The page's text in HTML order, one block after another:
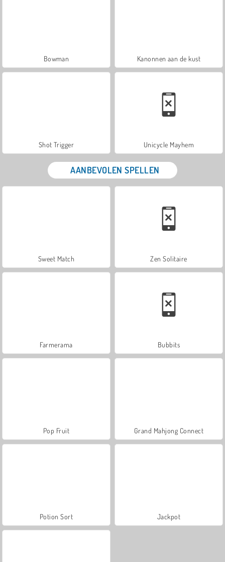
Bowman Kanonnen aan de kust
Shot Trigger Unicycle Mayhem
AANBEVOLEN SPELLEN
Sweet Match Zen Solitaire
Farmerama Bubbits
Pop Fruit Grand Mahjong Connect
Potion Sort Jackpot